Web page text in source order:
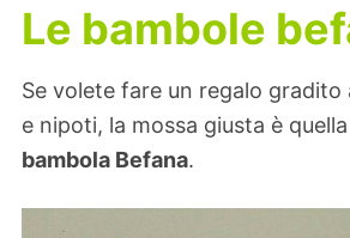
Le bambole
Se volete fare un regalo gradito
e nipoti, la mossa giusta è
bambola Befana.